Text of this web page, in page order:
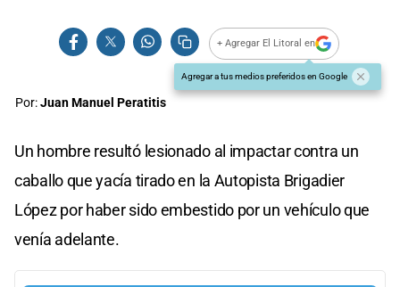
+ Agregar El Litoral en
Agregar a tus medios preferidos en Google
Por:Juan Manuel Peratitis
Un hombre resultó lesionado al impactar contra un
caballo que yacía tirado en la Autopista Brigadier
López por haber sido embestido por un vehículo que
venía adelante.